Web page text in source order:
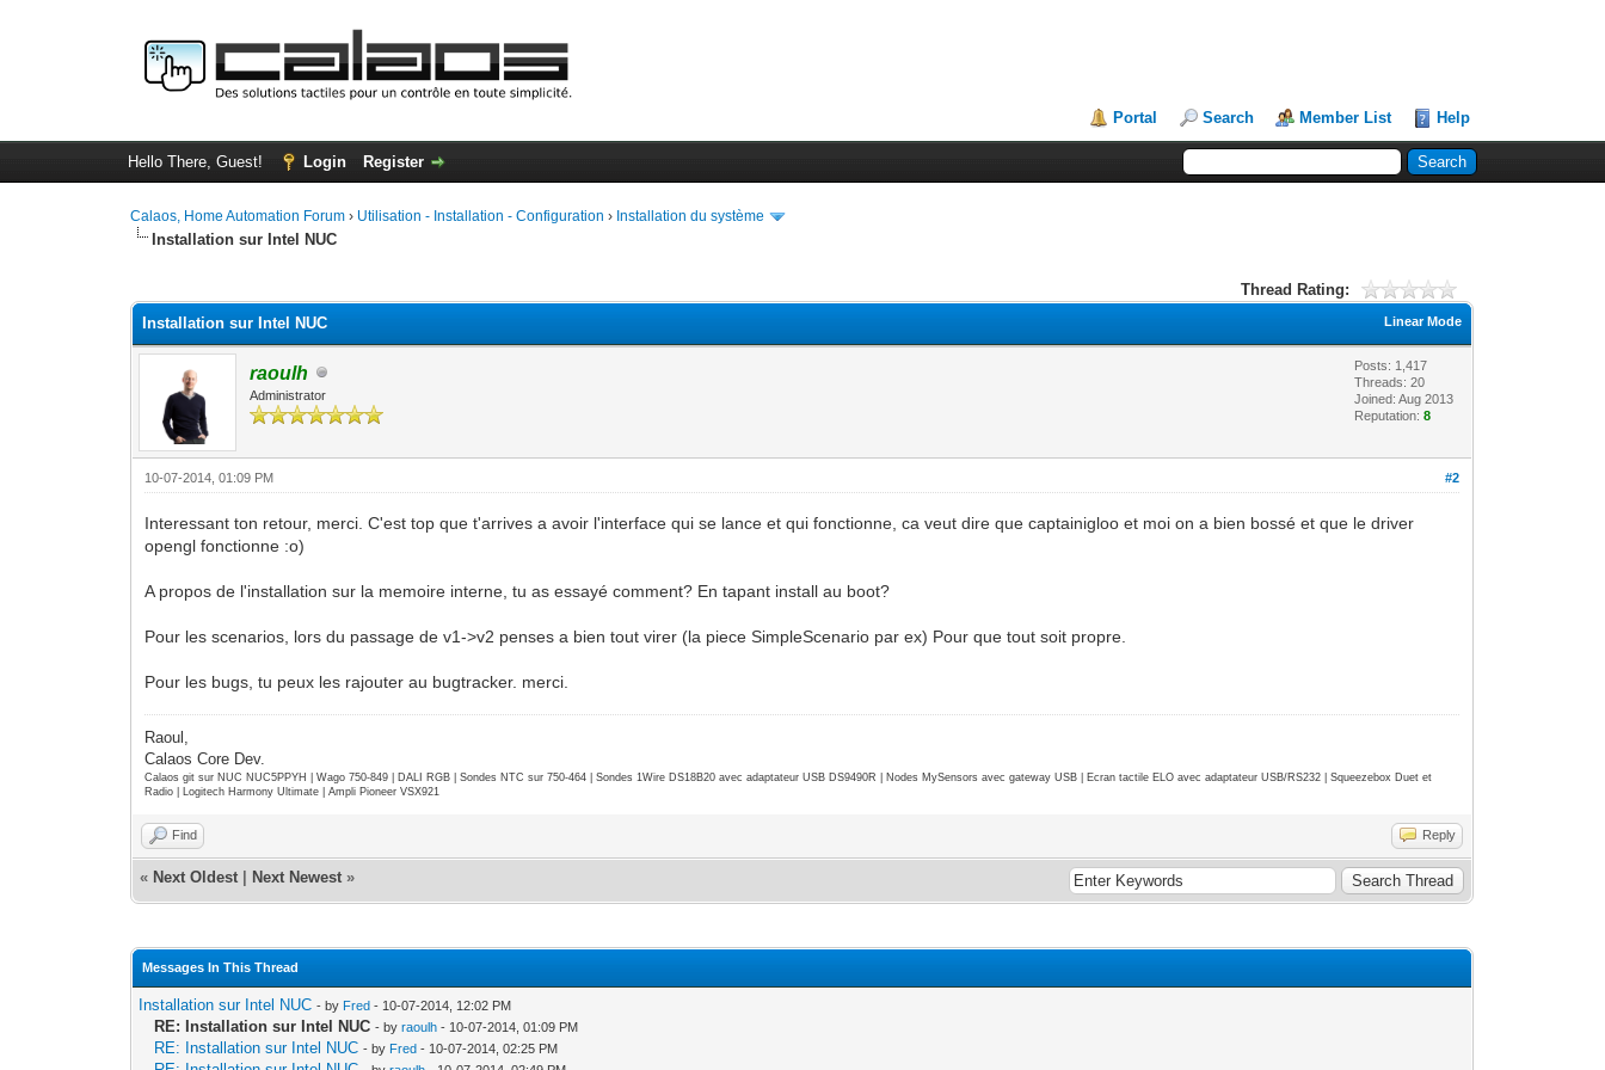
Portal Search Member List Help
Hello There, Guest! Login Register
Calaos, Home Automation Forum › Utilisation - Installation - Configuration › Installation du système
Installation sur Intel NUC
Thread Rating:
Linear Mode
Installation sur Intel NUC
raoulh
Administrator
Posts: 1,417
Threads: 20
Joined: Aug 2013
Reputation:8
#2
10-07-2014, 01:09 PM
Interessant ton retour, merci. C'est top que t'arrives a avoir l'interface qui se lance et qui fonctionne, ca veut dire que captainigloo et moi on a bien bossé et que le driver
opengl fonctionne :o)
A propos de l'installation sur la memoire interne, tu as essayé comment? En tapant install au boot?
Pour les scenarios, lors du passage de v1->v2 penses a bien tout virer (la piece SimpleScenario par ex) Pour que tout soit propre.
Pour les bugs, tu peux les rajouter au bugtracker. merci.
Raoul,
Calaos Core Dev.
Calaos git sur NUC NUC5PPYH | Wago 750-849 | DALI RGB | Sondes NTC sur 750-464 | Sondes 1Wire DS18B20 avec adaptateur USB DS9490R | Nodes MySensors avec gateway USB | Ecran tactile ELO avec adaptateur USB/RS232 | Squeezebox Duet et
Radio | Logitech Harmony Ultimate | Ampli Pioneer VSX921
Find Reply
« Next Oldest Next Newest »
Messages In This Thread
Installation sur Intel NUC - by Fred - 10-07-2014, 12:02 PM
RE: Installation sur Intel NUC - byraoulh - 10-07-2014, 01:09 PM
RE: Installation sur Intel NUC - by Fred - 10-07-2014, 02:25 PM